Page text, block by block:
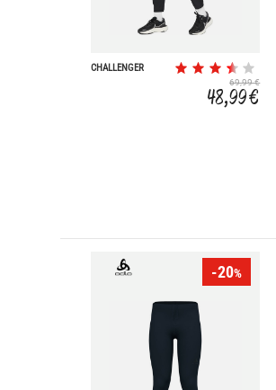
CHALLENGER
69,99 €
48,99 €
-20%